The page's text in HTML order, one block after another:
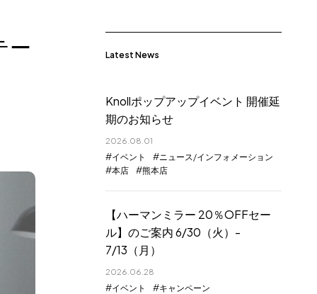
ー Latest News
Knollポップアップイベント 開催延
期のお知らせ
2026.08.01
イベント
ニュース/インフォメーション
本店
熊本店
【ハーマンミラー 20％OFFセー
ル】のご案内 6/30（火）-
7/13（月）
2026.06.28
イベント
キャンペーン